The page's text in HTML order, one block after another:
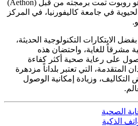
فعلى سبيل المثال، (Eve) هو روبوت تمت برمجته من قبل (Aethon)
في جامعة كاليفورنيا، في المركز
الابتكارات التكنولوجية الحديثة،
مشرقاً للغاية، واحتضان هذه
على رعاية صحية أكثر كفاءة
المتقدمة، التي تعتبر بلداناً مزدهرة
التكاليف، وزيادة إمكانية الوصول
الصحية
الذكية